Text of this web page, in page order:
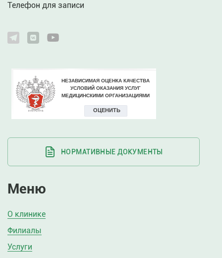
Телефон для записи
НОРМАТИВНЫЕ ДОКУМЕНТЫ
Меню
О клинике
Филиалы
Услуги